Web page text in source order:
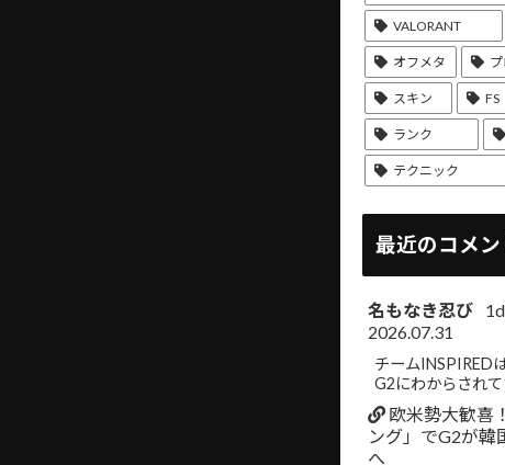
VALORANT
オフメタ
スキン FS
ランク
テクニック
最近のコメン
名もなき忍び
2026.07.31
チームINSPIRED
G2にわからされ
欧米勢大歓喜
ング」でG2が韓
へ